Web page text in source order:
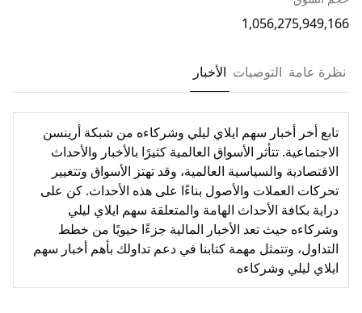
1,056,275,949,166
نظرة عامة التوصيات الأخبار
تابع أخر أخبار سهم ايلاي ليلي وشركاءه من شبكة أرينسن
الاجتماعية. تتأثر الأسواق العالمية كثيرًا بالأخبار والأحداث
الاقتصادية والسياسية العالمية، وقد تهتز الأسواق وتتغيير
تحركات العملات والأصول بناءًا على هذه الأحداث. كن على
دراية بكافة الأحداث الهامة والمتعلقة سهم ايلاي ليلي
وشركاءه حيث تعد الأخبار المالية جزءًا حيويًا من خطط
التداول، وتتمثل مهمة كتابنا في دعم تداولك بأهم أخبار سهم
ايلاي ليلي وشركاءه